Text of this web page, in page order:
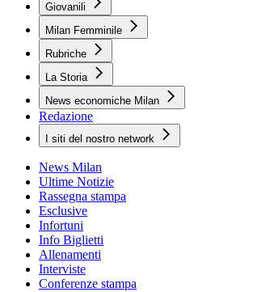
Giovanili
Milan Femminile
Rubriche
La Storia
News economiche Milan
Redazione
I siti del nostro network
News Milan
Ultime Notizie
Rassegna stampa
Esclusive
Infortuni
Info Biglietti
Allenamenti
Interviste
Conferenze stampa